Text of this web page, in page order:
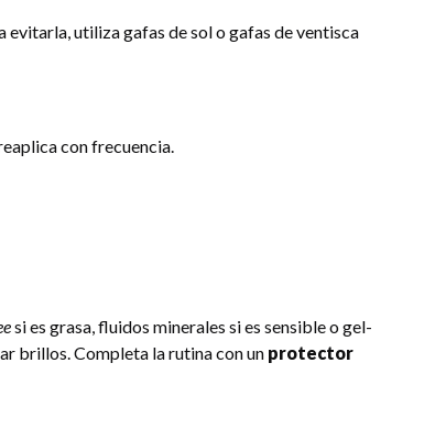
evitarla, utiliza gafas de sol o gafas de ventisca
con frecuencia.
si es grasa, fluidos minerales si es sensible o gel-
brillos. Completa la rutina con un protector